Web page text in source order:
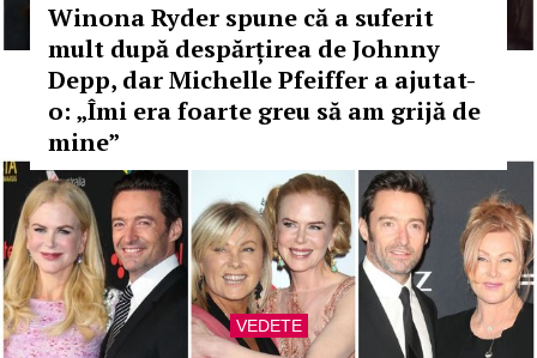
Winona Ryder spune că a suferit
mult după despărțirea de Johnny
Depp, dar Michelle Pfeiffer a ajutat-
o: „Îmi era foarte greu să am grijă de
mine”
VEDETE